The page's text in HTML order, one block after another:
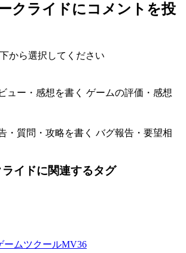
クライドにコメントを投
から選択してください
ュー・感想を書く ゲームの評価・感想
・質問・攻略を書く バグ報告・要望相
イドに関連するタグ
ームツクールMV36